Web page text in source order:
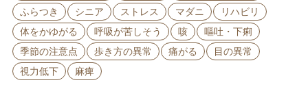
ふらつき
シニア ストレス マダニ
リハビリ
体をかゆがる
呼吸が苦しそう 咳
嘔吐・下痢
季節の注意点
歩き方の異常 痛がる
目の異常
視力低下
麻痺